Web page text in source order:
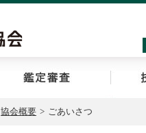
協会概要 > ごあいさつ